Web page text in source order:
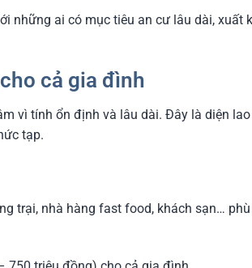
những ai có mục tiêu an cư lâu dài, xuất
cả gia đình
vì tính ổn định và lâu dài. Đây là diện
tạp.
trại, nhà hàng fast food, khách sạn…